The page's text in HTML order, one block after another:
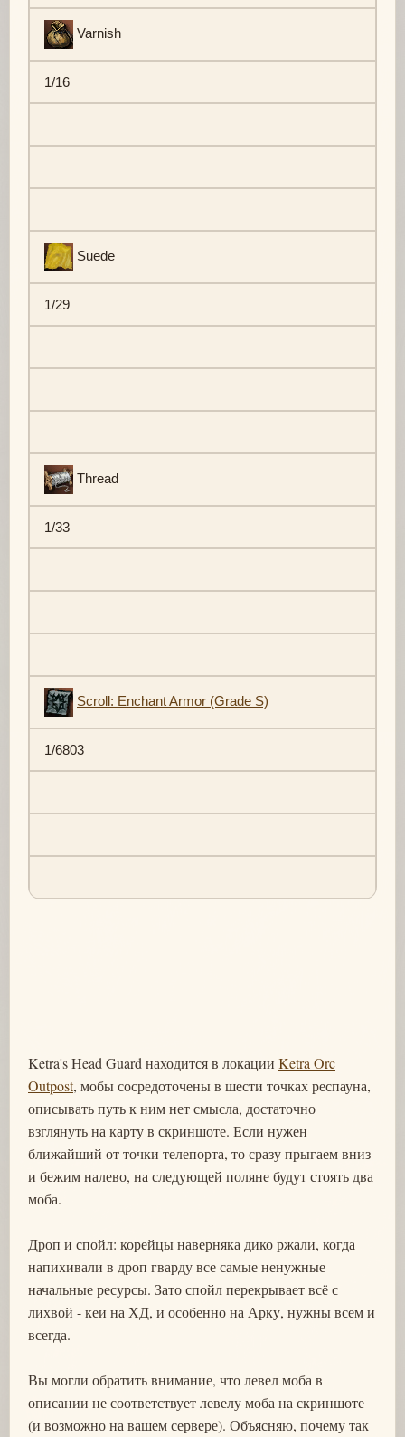
Varnish
1/16
Suede
1/29
Thread
1/33
Scroll: Enchant Armor (Grade S)
1/6803
Ketra's Head Guard находится в локации Ketra Orc
Outpost, мобы сосредоточены в шести точках респауна,
описывать путь к ним нет смысла, достаточно
взглянуть на карту в скриншоте. Если нужен
ближайший от точки телепорта, то сразу прыгаем вниз
и бежим налево, на следующей поляне будут стоять два
моба.
Дроп и спойл: корейцы наверняка дико ржали, когда
напихивали в дроп гварду все самые ненужные
начальные ресурсы. Зато спойл перекрывает всё с
лихвой - кеи на ХД, и особенно на Арку, нужны всем и
всегда.
Вы могли обратить внимание, что левел моба в
описании не соответствует левелу моба на скриншоте
(и возможно на вашем сервере). Объясняю, почему так